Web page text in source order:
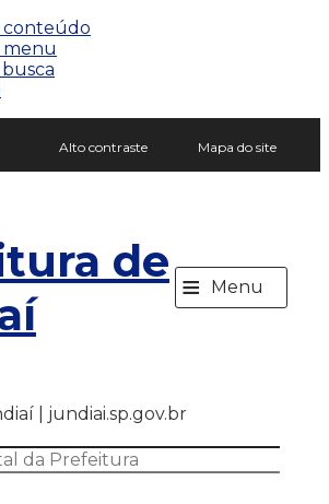
conteúdo
menu
Alto contraste Mapa do site
de ≡ Menu
| jundiai.sp.gov.br